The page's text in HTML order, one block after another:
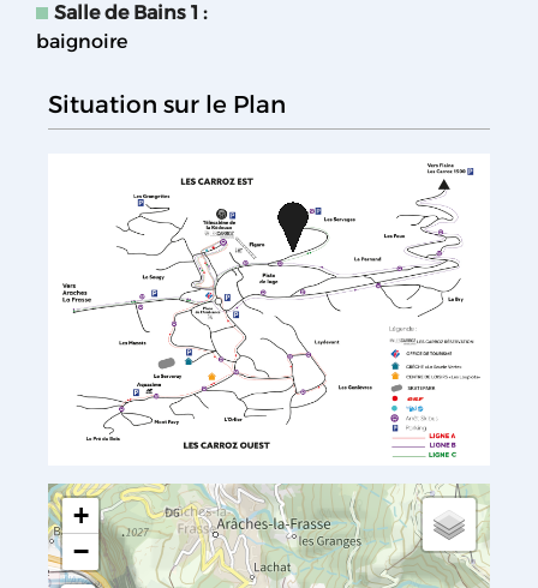
Salle de Bains 1 :
baignoire
Situation sur le Plan
+
−